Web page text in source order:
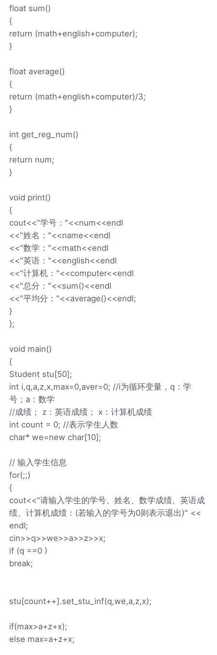
float sum()
{
return (math+english+computer);
}
float average()
{
return (math+english+computer)/3;
}
int get_reg_num()
{
return num;
}
void print()
{
cout<<"学号："<<num<<endl
<<"姓名："<<name<<endl
<<"数学："<<math<<endl
<<"英语："<<english<<endl
<<"计算机："<<computer<<endl
<<"总分："<<sum()<<endl
<<"平均分："<<average()<<endl;
}
};
void main()
{
Student stu[50];
int i,q,a,z,x,max=0,aver=0; //i为循环变量，q：学
号；a：数学
//成绩； z：英语成绩； x：计算机成绩
int count = 0; //表示学生人数
char* we=new char[10];
// 输入学生信息
for(;;)
{
cout<<"请输入学生的学号、姓名、数学成绩、英语成
绩、计算机成绩：(若输入的学号为0则表示退出)" <<
endl;
cin>>q>>we>>a>>z>>x;
if (q ==0 )
break;
stu[count++].set_stu_inf(q,we,a,z,x);
if(max>a+z+x);
else max=a+z+x;